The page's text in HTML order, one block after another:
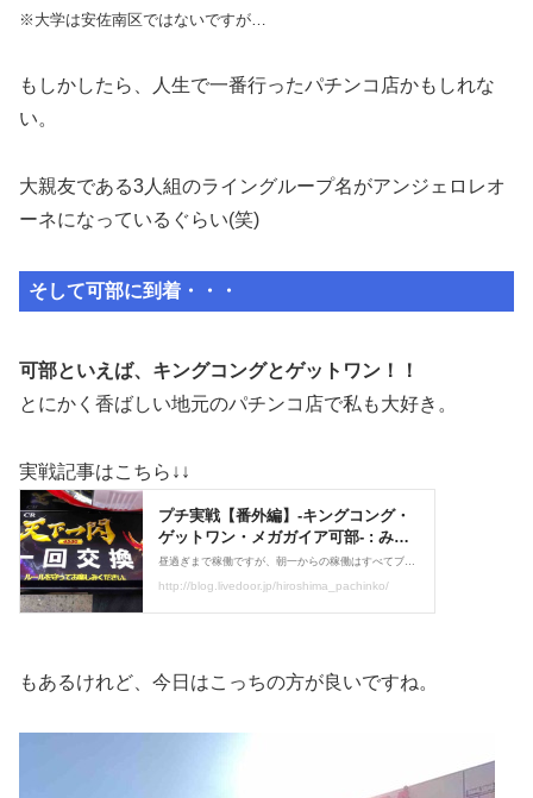
※大学は安佐南区ではないですが…
もしかしたら、人生で一番行ったパチンコ店かもしれな
い。
大親友である3人組のライングループ名がアンジェロレオ
ーネになっているぐらい(笑)
そして可部に到着・・・
可部といえば、キングコングとゲットワン！！
とにかく香ばしい地元のパチンコ店で私も大好き。
実戦記事はこちら↓↓
もあるけれど、今日はこっちの方が良いですね。